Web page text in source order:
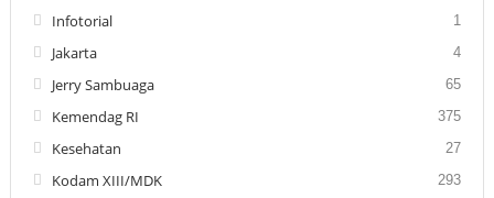
Infotorial 1
Jakarta 4
Jerry Sambuaga 65
Kemendag RI 375
Kesehatan 27
Kodam XIII/MDK 293